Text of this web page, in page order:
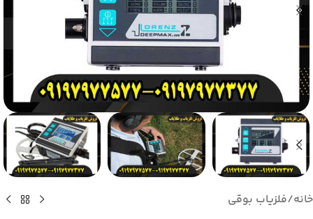
خانه/فلزیاب بوقی